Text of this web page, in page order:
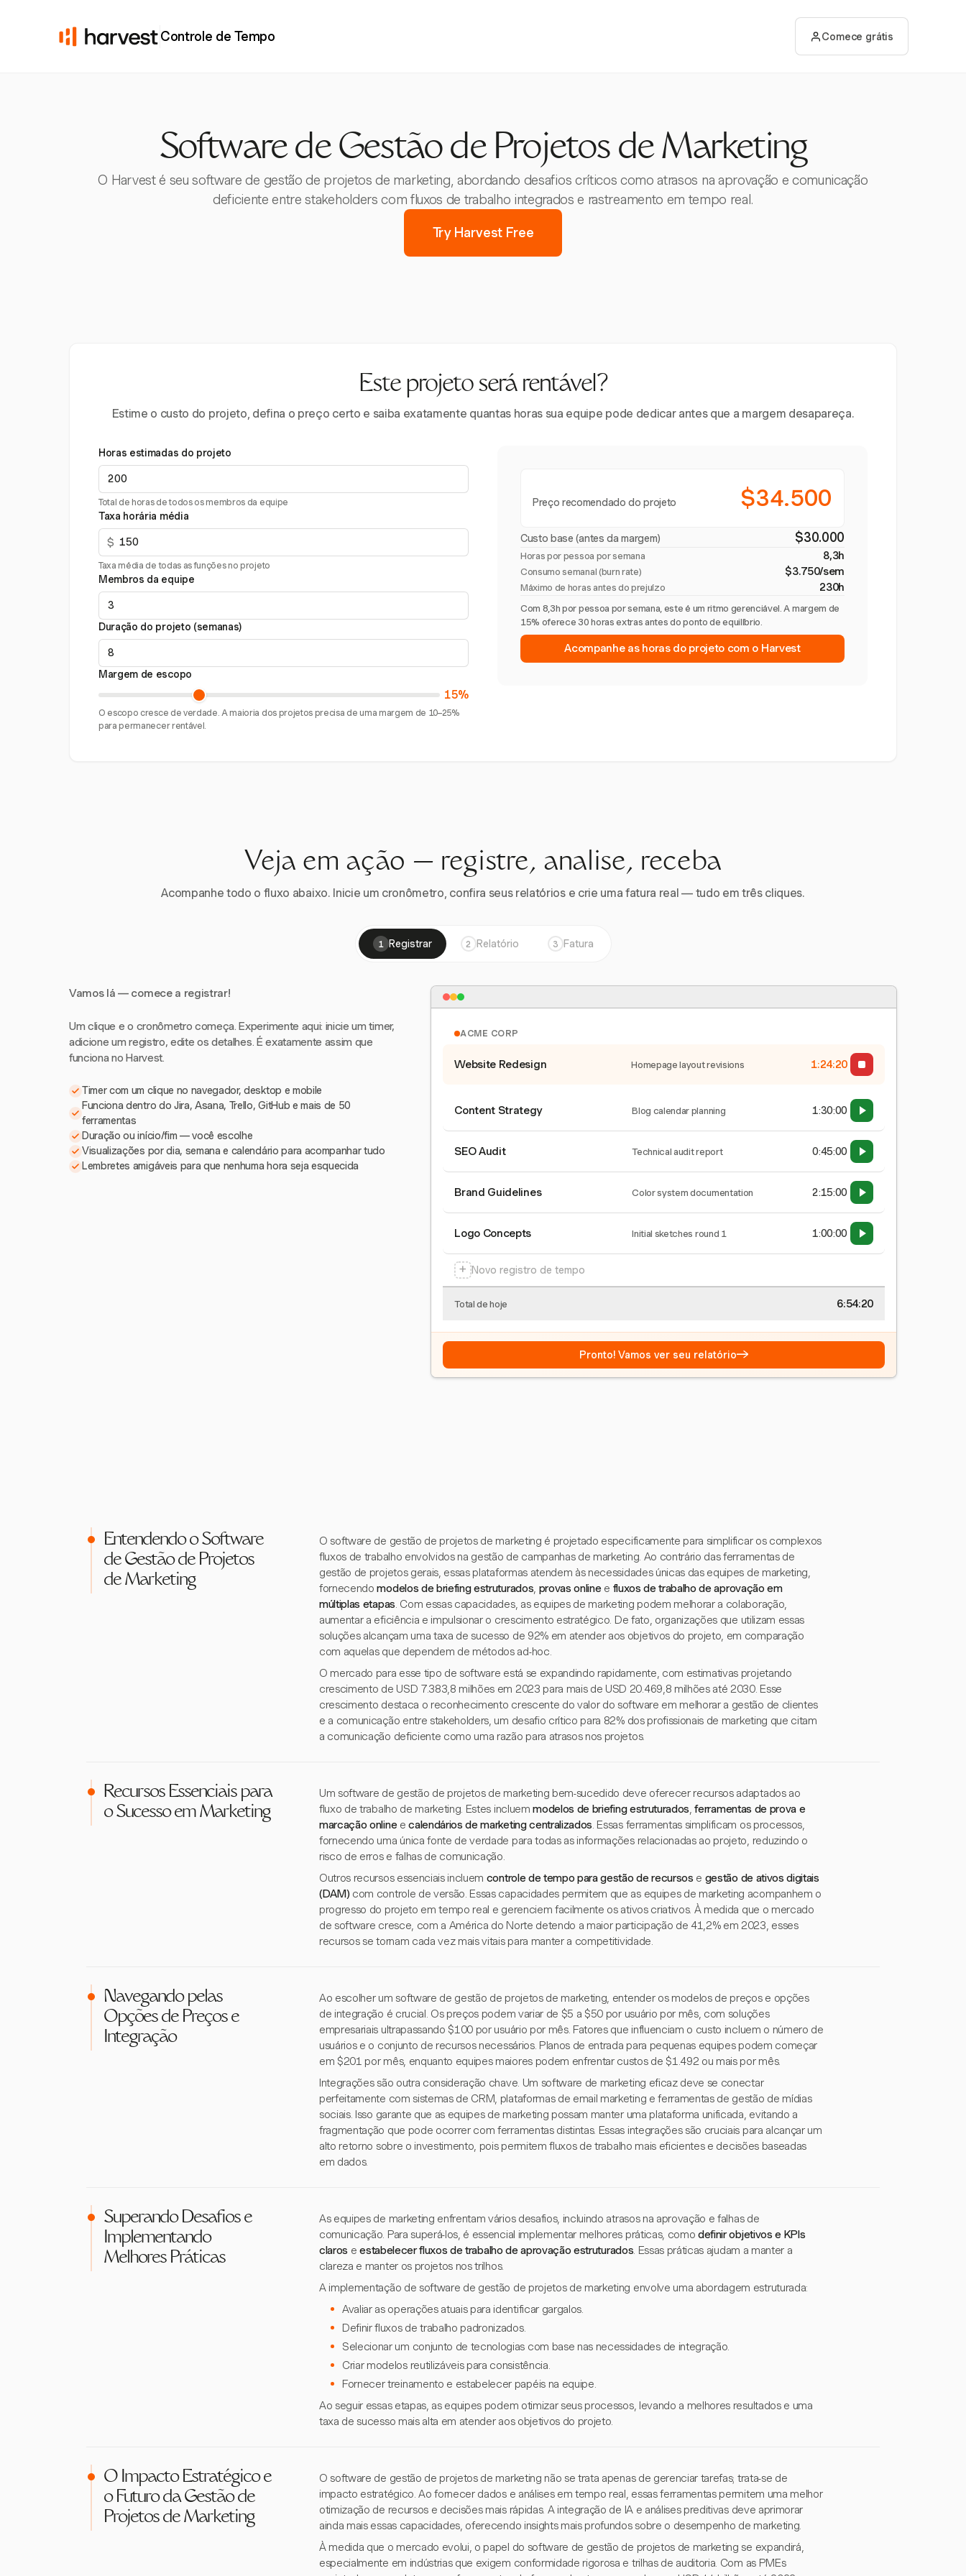
Controle de Tempo Comece grátis
Software de Gestão de Projetos de Marketing
O Harvest é seu software de gestão de projetos de marketing, abordando desafios críticos como atrasos na aprovação e comunicação
deficiente entre stakeholders com fluxos de trabalho integrados e rastreamento em tempo real.
Try Harvest Free
Este projeto será rentável?
Estime o custo do projeto, defina o preço certo e saiba exatamente quantas horas sua equipe pode dedicar antes que a margem desapareça.
Horas estimadas do projeto
Total de horas de todos os membros da equipe
Taxa horária média
$
Taxa média de todas as funções no projeto
Membros da equipe
Duração do projeto (semanas)
Margem de escopo
15%
O escopo cresce de verdade. A maioria dos projetos precisa de uma margem de 10–25%
para permanecer rentável.
Preço recomendado do projeto $34.500
Custo base (antes da margem) $30.000
Horas por pessoa por semana 8,3h
Consumo semanal (burn rate) $3.750/sem
Máximo de horas antes do prejuízo 230h
Com 8,3h por pessoa por semana, este é um ritmo gerenciável. A margem de
15% oferece 30 horas extras antes do ponto de equilíbrio.
Acompanhe as horas do projeto com o Harvest
Veja em ação — registre, analise, receba
Acompanhe todo o fluxo abaixo. Inicie um cronômetro, confira seus relatórios e crie uma fatura real — tudo em três cliques.
1 Registrar 2 Relatório 3 Fatura
Vamos lá — comece a registrar!
Um clique e o cronômetro começa. Experimente aqui: inicie um timer,
adicione um registro, edite os detalhes. É exatamente assim que
funciona no Harvest.
Timer com um clique no navegador, desktop e mobile
Funciona dentro do Jira, Asana, Trello, GitHub e mais de 50
ferramentas
Duração ou início/fim — você escolhe
Visualizações por dia, semana e calendário para acompanhar tudo
Lembretes amigáveis para que nenhuma hora seja esquecida
ACME CORP
Website Redesign Homepage layout revisions 1:24:21
Content Strategy Blog calendar planning 1:30:00
SEO Audit Technical audit report 0:45:00
Brand Guidelines Color system documentation 2:15:00
Logo Concepts Initial sketches round 1 1:00:00
+ Novo registro de tempo
Total de hoje 6:54:21
Pronto! Vamos ver seu relatório→
Entendendo o Software
de Gestão de Projetos
de Marketing
O software de gestão de projetos de marketing é projetado especificamente para simplificar os complexos
fluxos de trabalho envolvidos na gestão de campanhas de marketing. Ao contrário das ferramentas de
gestão de projetos gerais, essas plataformas atendem às necessidades únicas das equipes de marketing,
fornecendomodelos de briefing estruturados, provas onlinee fluxos de trabalho de aprovação em
múltiplas etapas. Com essas capacidades, as equipes de marketing podem melhorar a colaboração,
aumentar a eficiência e impulsionar o crescimento estratégico. De fato, organizações que utilizam essas
soluções alcançam uma taxa de sucesso de 92% em atender aos objetivos do projeto, em comparação
com aquelas que dependem de métodos ad-hoc.
O mercado para esse tipo de software está se expandindo rapidamente, com estimativas projetando
crescimento de USD 7.383,8 milhões em 2023 para mais de USD 20.469,8 milhões até 2030. Esse
crescimento destaca o reconhecimento crescente do valor do software em melhorar a gestão de clientes
e a comunicação entre stakeholders, um desafio crítico para 82% dos profissionais de marketing que citam
a comunicação deficiente como uma razão para atrasos nos projetos.
Recursos Essenciais para
o Sucesso em Marketing
Um software de gestão de projetos de marketing bem-sucedido deve oferecer recursos adaptados ao
fluxo de trabalho de marketing. Estes incluemmodelos de briefing estruturados,ferramentas de prova e
marcação onlineecalendários de marketing centralizados. Essas ferramentas simplificam os processos,
fornecendo uma única fonte de verdade para todas as informações relacionadas ao projeto, reduzindo o
risco de erros e falhas de comunicação.
Outros recursos essenciais incluem controle de tempo para gestão de recursos e gestão de ativos digitais
(DAM)com controle de versão. Essas capacidades permitem que as equipes de marketing acompanhem o
progresso do projeto em tempo real e gerenciem facilmente os ativos criativos. À medida que o mercado
de software cresce, com a América do Norte detendo a maior participação de 41,2% em 2023, esses
recursos se tornam cada vez mais vitais para manter a competitividade.
Navegando pelas
Opções de Preços e
Integração
Ao escolher um software de gestão de projetos de marketing, entender os modelos de preços e opções
de integração é crucial. Os preços podem variar de $5 a $50 por usuário por mês, com soluções
empresariais ultrapassando $100 por usuário por mês. Fatores que influenciam o custo incluem o número de
usuários e o conjunto de recursos necessários. Planos de entrada para pequenas equipes podem começar
em $201 por mês, enquanto equipes maiores podem enfrentar custos de $1.492 ou mais por mês.
Integrações são outra consideração chave. Um software de marketing eficaz deve se conectar
perfeitamente com sistemas de CRM, plataformas de email marketing e ferramentas de gestão de mídias
sociais. Isso garante que as equipes de marketing possam manter uma plataforma unificada, evitando a
fragmentação que pode ocorrer com ferramentas distintas. Essas integrações são cruciais para alcançar um
alto retorno sobre o investimento, pois permitem fluxos de trabalho mais eficientes e decisões baseadas
em dados.
Superando Desafios e
Implementando
Melhores Práticas
As equipes de marketing enfrentam vários desafios, incluindo atrasos na aprovação e falhas de
comunicação. Para superá-los, é essencial implementar melhores práticas, comodefinir objetivos e KPIs
claros eestabelecer fluxos de trabalho de aprovação estruturados. Essas práticas ajudam a manter a
clareza e manter os projetos nos trilhos.
A implementação de software de gestão de projetos de marketing envolve uma abordagem estruturada:
Avaliar as operações atuais para identificar gargalos.
Definir fluxos de trabalho padronizados.
Selecionar um conjunto de tecnologias com base nas necessidades de integração.
Criar modelos reutilizáveis para consistência.
Fornecer treinamento e estabelecer papéis na equipe.
Ao seguir essas etapas, as equipes podem otimizar seus processos, levando a melhores resultados e uma
taxa de sucesso mais alta em atender aos objetivos do projeto.
O Impacto Estratégico e
o Futuro da Gestão de
Projetos de Marketing
O software de gestão de projetos de marketing não se trata apenas de gerenciar tarefas; trata-se de
impacto estratégico. Ao fornecer dados e análises em tempo real, essas ferramentas permitem uma melhor
otimização de recursos e decisões mais rápidas. A integração de IA e análises preditivas deve aprimorar
ainda mais essas capacidades, oferecendo insights mais profundos sobre o desempenho de marketing.
À medida que o mercado evolui, o papel do software de gestão de projetos de marketing se expandirá,
especialmente em indústrias que exigem conformidade rigorosa e trilhas de auditoria. Com as PMEs